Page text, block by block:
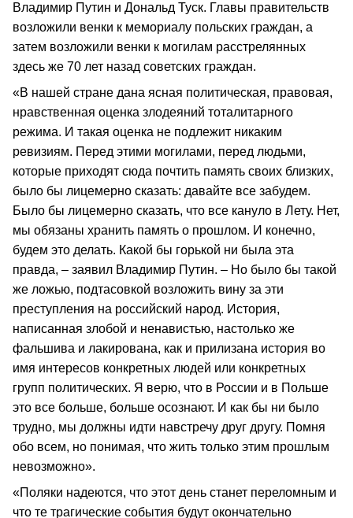
Владимир Путин и Дональд Туск. Главы правительств
возложили венки к мемориалу польских граждан, а
затем возложили венки к могилам расстрелянных
здесь же 70 лет назад советских граждан.
«В нашей стране дана ясная политическая, правовая,
нравственная оценка злодеяний тоталитарного
режима. И такая оценка не подлежит никаким
ревизиям. Перед этими могилами, перед людьми,
которые приходят сюда почтить память своих близких,
было бы лицемерно сказать: давайте все забудем.
Было бы лицемерно сказать, что все кануло в Лету. Нет,
мы обязаны хранить память о прошлом. И конечно,
будем это делать. Какой бы горькой ни была эта
правда, – заявил Владимир Путин. – Но было бы такой
же ложью, подтасовкой возложить вину за эти
преступления на российский народ. История,
написанная злобой и ненавистью, настолько же
фальшива и лакирована, как и прилизана история во
имя интересов конкретных людей или конкретных
групп политических. Я верю, что в России и в Польше
это все больше, больше осознают. И как бы ни было
трудно, мы должны идти навстречу друг другу. Помня
обо всем, но понимая, что жить только этим прошлым
невозможно».
«Поляки надеются, что этот день станет переломным и
что те трагические события будут окончательно